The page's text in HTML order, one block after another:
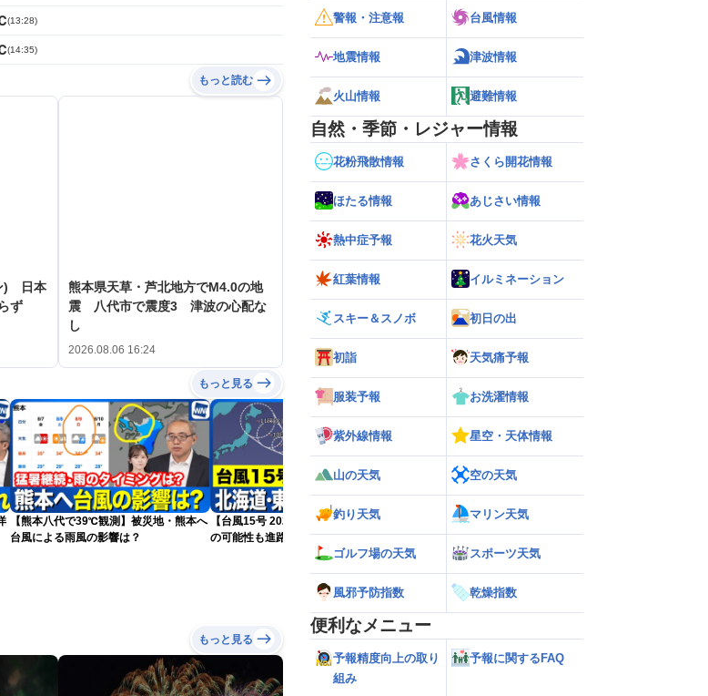
(13:28)
(14:35)
もっと読む
) 日本
ず
熊本県天草・芦北地方でM4.0の地
震 八代市で震度3 津波の心配な
し
2026.08.06 16:24
もっと見る
【熊本八代で39℃観測】被災地・熊本へ
台風による雨風の影響は？
【台風15号 2026】北海道・東北に上陸
の可能性も進路は定まらず（6日15時更
【台風13号 2026】大東島は暴風域に 沖
縄・奄美は荒天に警戒（6日16時更新）
もっと見る
警報・注意報 台風情報
地震情報 津波情報
火山情報 避難情報
自然・季節・レジャー情報
花粉飛散情報 さくら開花情報
ほたる情報 あじさい情報
熱中症予報 花火天気
紅葉情報 イルミネーション
スキー＆スノボ 初日の出
初詣 天気痛予報
服装予報 お洗濯情報
紫外線情報 星空・天体情報
山の天気 空の天気
釣り天気 マリン天気
ゴルフ場の天気 スポーツ天気
風邪予防指数 乾燥指数
便利なメニュー
予報精度向上の取り
組み
予報に関するFAQ